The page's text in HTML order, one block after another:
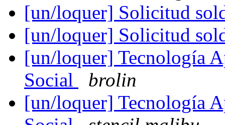
[un/loquer] Solicitud
[un/loquer] Solicitud
[un/loquer] Tecnología
Social
brolin
[un/loquer] Tecnología